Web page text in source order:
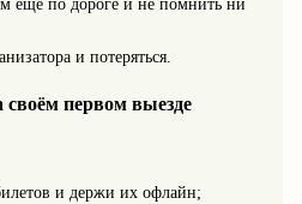
ещё по дороге и не помнить ни
и потеряться.
первом выезде
и держи их офлайн;